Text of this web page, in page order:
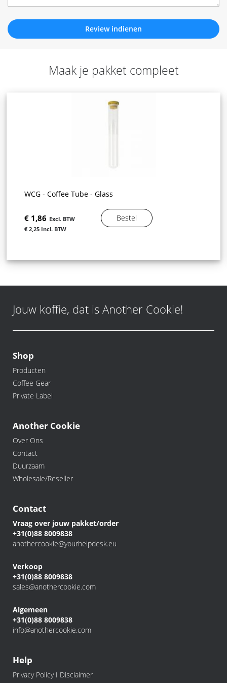
Review indienen
Maak je pakket compleet
WCG - Coffee Tube - Glass
€ 1,86
€ 2,25
Bestel
Jouw koffie, dat is Another Cookie!
Shop
Producten
Coffee Gear
Private Label
Another Cookie
Over Ons
Contact
Duurzaam
Wholesale/Reseller
Contact
Vraag over jouw pakket/order
+31(0)88 8009838
anothercookie@yourhelpdesk.eu
Verkoop
+31(0)88 8009838
sales@anothercookie.com
Algemeen
+31(0)88 8009838
info@anothercookie.com
Help
Privacy Policy I Disclaimer